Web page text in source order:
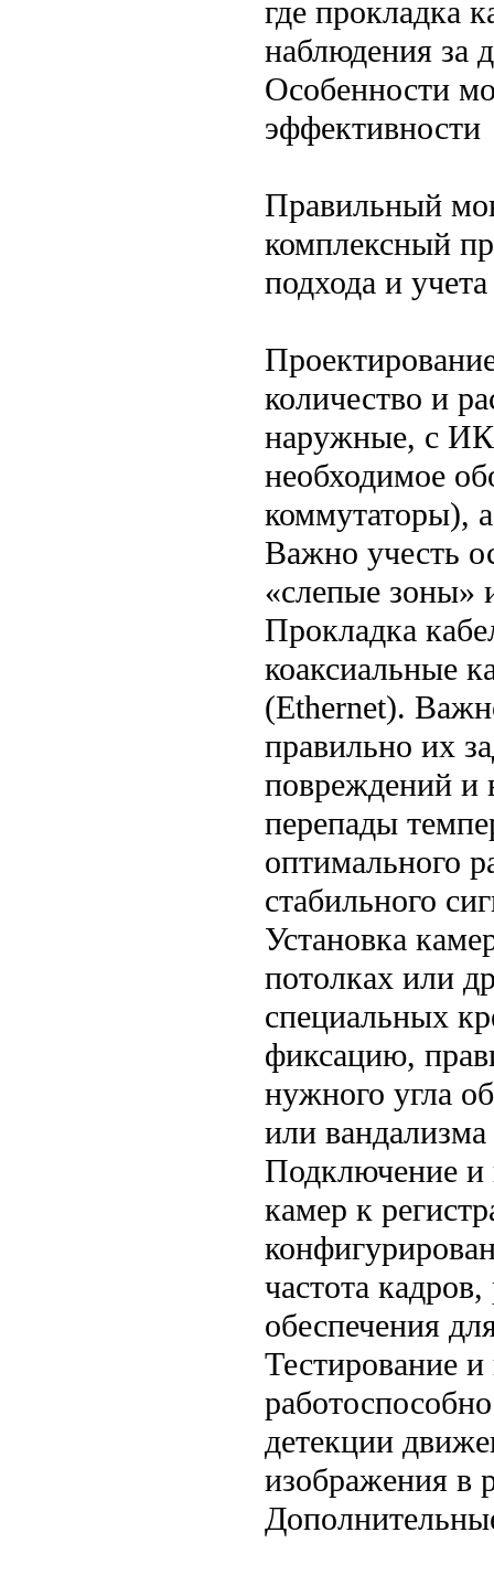
где прокладка
наблюдения за
Особенности
эффективности
Правильный
комплексный
подхода и
количество и
наружные, с
необходимое
коммутаторы),
Важно учесть
«слепые зоны»
Прокладка
коаксиальные
(Ethernet).
правильно их
повреждений и
перепады
оптимального
стабильного
Установка
потолках или
специальных
фиксацию,
нужного угла
или
Подключение и
камер к
частота
обеспечения
Тестирование
детекции
изображения в